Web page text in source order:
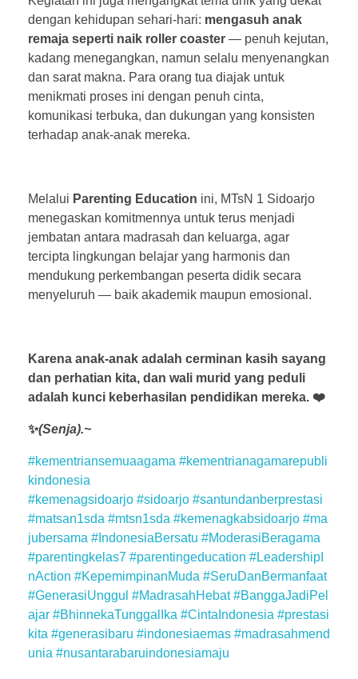
dengan kehidupan sehari-hari: mengasuh anak
remaja seperti naik roller coaster — penuh kejutan,
kadang menegangkan, namun selalu menyenangkan
dan sarat makna. Para orang tua diajak untuk
menikmati proses ini dengan penuh cinta,
komunikasi terbuka, dan dukungan yang konsisten
terhadap anak-anak mereka.
Melalui Parenting Education ini, MTsN 1 Sidoarjo
menegaskan komitmennya untuk terus menjadi
jembatan antara madrasah dan keluarga, agar
tercipta lingkungan belajar yang harmonis dan
mendukung perkembangan peserta didik secara
menyeluruh — baik akademik maupun emosional.
Karena anak-anak adalah cerminan kasih sayang
dan perhatian kita, dan wali murid yang peduli
adalah kunci keberhasilan pendidikan mereka. ❤️
✨(Senja).~
#kementriansemuaagama #kementrianagamarepubli
kindonesia
#kemenagsidoarjo #sidoarjo #santundanberprestasi
#matsan1sda #mtsn1sda #kemenagkabsidoarjo #ma
jubersama #IndonesiaBersatu #ModerasiBeragama
#parentingkelas7 #parentingeducation #LeadershipI
nAction #KepemimpinanMuda #SeruDanBermanfaat
#GenerasiUnggul #MadrasahHebat #BanggaJadiPel
ajar #BhinnekaTunggalIka #CintaIndonesia #prestasi
kita #generasibaru #indonesiaemas #madrasahmend
unia #nusantarabaruindonesiamaju